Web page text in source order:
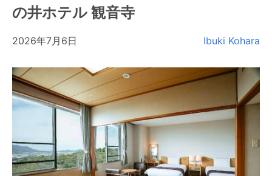
の井ホテル 観音寺
2026年7月6日 Ibuki Kohara